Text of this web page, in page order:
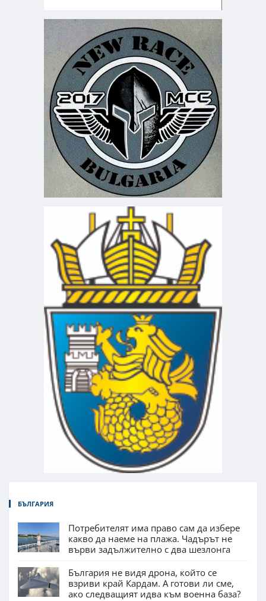
БЪЛГАРИЯ
Потребителят има право сам да избере
какво да наеме на плажа. Чадърът не
върви задължително с два шезлонга
България не видя дрона, който се
взриви край Кардам. А готови ли сме,
ако следващият идва към военна база?